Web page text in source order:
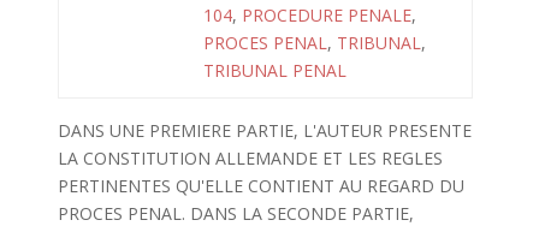
104, PROCEDURE PENALE,
PROCES PENAL, TRIBUNAL,
TRIBUNAL PENAL
DANS UNE PREMIERE PARTIE, L'AUTEUR PRESENTE
LA CONSTITUTION ALLEMANDE ET LES REGLES
PERTINENTES QU'ELLE CONTIENT AU REGARD DU
PROCES PENAL. DANS LA SECONDE PARTIE,